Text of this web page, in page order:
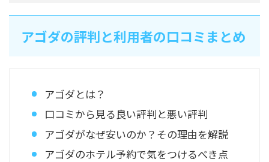
アゴダの評判と利用者の口コミまとめ
アゴダとは？
口コミから見る良い評判と悪い評判
アゴダがなぜ安いのか？その理由を解説
アゴダのホテル予約で気をつけるべき点